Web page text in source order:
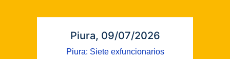
Piura, 09/07/2026
Piura: Siete exfuncionarios